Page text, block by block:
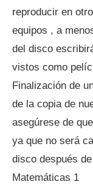
reproducir en
equipos , a
del disco
vistos como
Finalización de
de la copia de
asegúrese de
ya que no será
disco después
Matemáticas 1